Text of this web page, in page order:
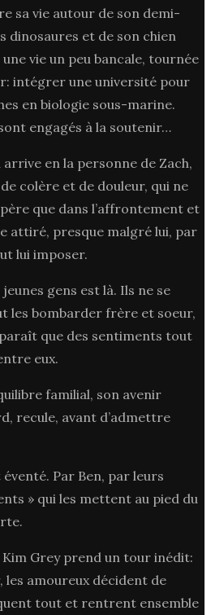
sa vie autour de son demi-
dinosaures et de son chien
vie un peu bancale, tournée
intégrer une université pour
en biologie sous-marine.
engagés à la soutenir…
arrive en la personne de Zach,
colère et de douleur, qui ne
que dans l’affrontement et
attiré, presque malgré lui, par
lui imposer.
gens est là. Ils ne se
les bombarder frère et soeur,
que des sentiments tout
eux.
familial, son avenir
recule, avant d’admettre
Par Ben, par leurs
» qui les mettent au pied du
Kim Grey prend un tour inédit:
les amoureux décident de
tout et rentrent ensemble